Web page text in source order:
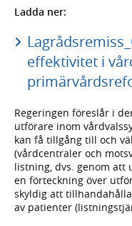
Ladda ner:
effektivitet i
Regeringen föreslår i
utförare inom
kan få tillgång till och
(vårdcentraler och
listning, dvs. genom att
en förteckning över
skyldig att
av patienter